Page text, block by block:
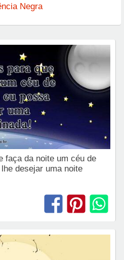
Negra
faça da noite um céu de
desejar uma noite